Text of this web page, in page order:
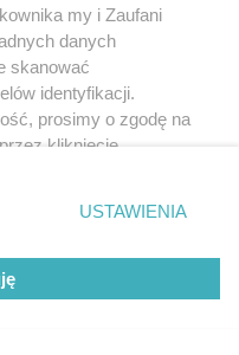
my i Zaufani
danych
skanować
identyfikacji.
prosimy o zgodę na
kliknięcie
ustawień prywatności
strony
wymagają zgody
się takiemu
zastosowanie tylko
USTAWIENIA